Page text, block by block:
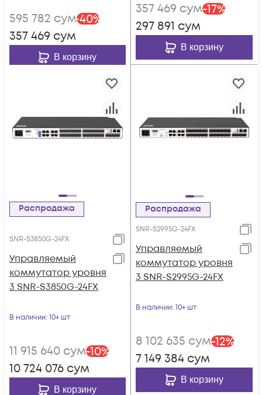
595 782 сум-40%
357 469 сум
В корзину
357 469 сум-17%
297 891 сум
В корзину
Распродажа
SNR-S3850G-24FX
Управляемый
коммутатор уровня
3 SNR-S3850G-24FX
В наличии: 10+ шт
11 915 640 сум-10%
10 724 076 сум
В корзину
Распродажа
SNR-S2995G-24FX
Управляемый
коммутатор уровня
3 SNR-S2995G-24FX
В наличии: 10+ шт
8 102 635 сум-12%
7 149 384 сум
В корзину